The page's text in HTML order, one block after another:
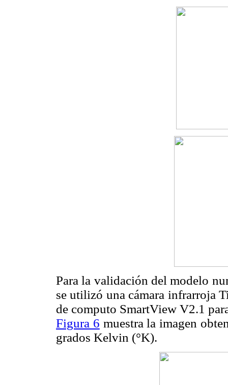
Para la validación del modelo
se utilizó una cámara infrarroja
de computo SmartView V2.1
Figura 6 muestra la imagen
grados Kelvin (°K).